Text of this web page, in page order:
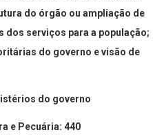
do órgão ou ampliação de
serviços para a população;
do governo e visão de
do governo
e Pecuária: 440